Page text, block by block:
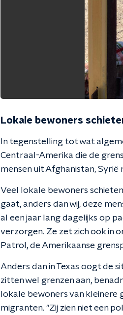
Lokale bewoners
In tegenstelling tot wat
Centraal-Amerika die de
mensen uit Afghanistan, Syrië
Veel lokale bewoners
gaat, anders dan wij, deze
al een jaar lang dagelijks op
verzorgen. Ze zet zich ook in
Patrol, de Amerikaanse
Anders dan in Texas oogt de
zitten wel grenzen aan,
lokale bewoners van kleinere
migranten. "Zij zien niet een